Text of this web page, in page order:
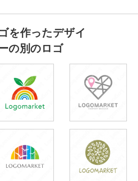
を作ったデザイ
の別のロゴ